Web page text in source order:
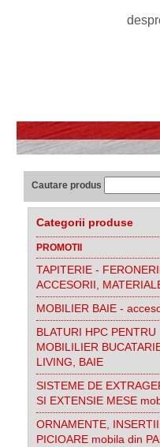
Cautare produs
Categorii produse
PROMOTII
TAPITERIE -
ACCESORII,
MOBILIER BAIE -
BLATURI HPC PENTRU
MOBILILIER
LIVING, BAIE
SISTEME DE
SI EXTENSIE MESE
ORNAMENTE, INSERTII,
PICIOARE mobila din